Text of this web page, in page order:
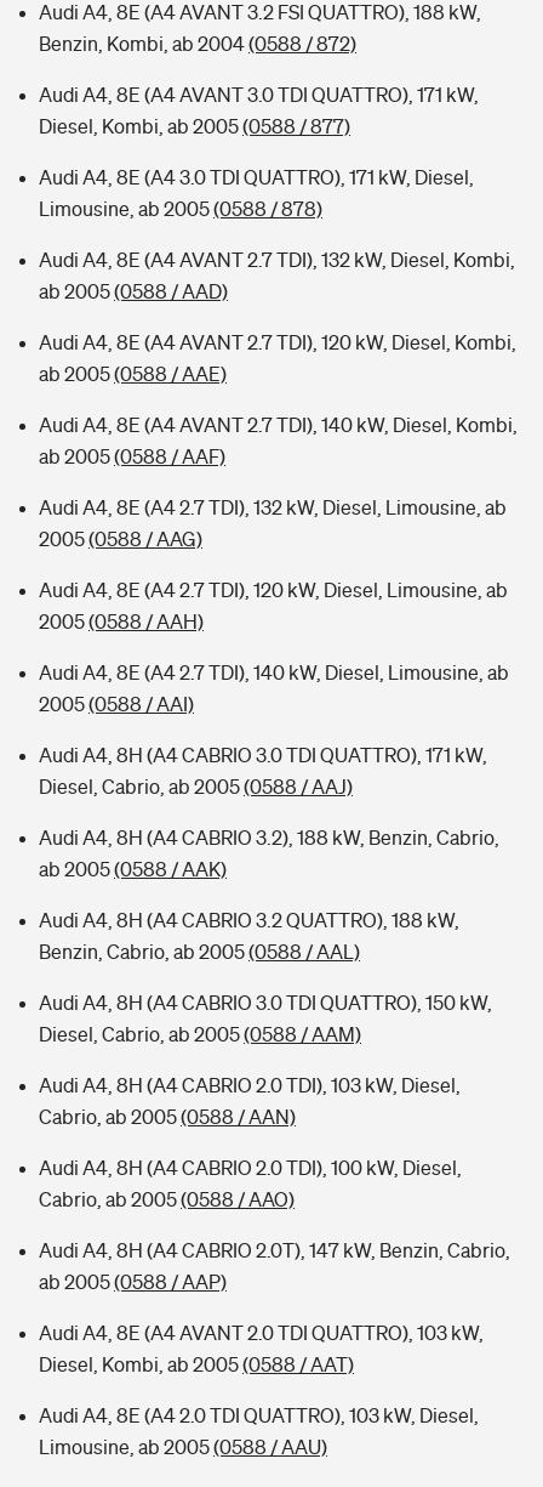
Audi A4, 8E (A4 AVANT 3.2 FSI QUATTRO), 188 kW,
Benzin, Kombi, ab 2004(0588 / 872)
Audi A4, 8E (A4 AVANT 3.0 TDI QUATTRO), 171 kW,
Diesel, Kombi, ab 2005(0588 / 877)
Audi A4, 8E (A4 3.0 TDI QUATTRO), 171 kW, Diesel,
Limousine, ab 2005(0588 / 878)
Audi A4, 8E (A4 AVANT 2.7 TDI), 132 kW, Diesel, Kombi,
ab 2005(0588 / AAD)
Audi A4, 8E (A4 AVANT 2.7 TDI), 120 kW, Diesel, Kombi,
ab 2005(0588 / AAE)
Audi A4, 8E (A4 AVANT 2.7 TDI), 140 kW, Diesel, Kombi,
ab 2005(0588 / AAF)
Audi A4, 8E (A4 2.7 TDI), 132 kW, Diesel, Limousine, ab
2005(0588 / AAG)
Audi A4, 8E (A4 2.7 TDI), 120 kW, Diesel, Limousine, ab
2005(0588 / AAH)
Audi A4, 8E (A4 2.7 TDI), 140 kW, Diesel, Limousine, ab
2005(0588 / AAI)
Audi A4, 8H (A4 CABRIO 3.0 TDI QUATTRO), 171 kW,
Diesel, Cabrio, ab 2005(0588 / AAJ)
Audi A4, 8H (A4 CABRIO 3.2), 188 kW, Benzin, Cabrio,
ab 2005(0588 / AAK)
Audi A4, 8H (A4 CABRIO 3.2 QUATTRO), 188 kW,
Benzin, Cabrio, ab 2005(0588 / AAL)
Audi A4, 8H (A4 CABRIO 3.0 TDI QUATTRO), 150 kW,
Diesel, Cabrio, ab 2005(0588 / AAM)
Audi A4, 8H (A4 CABRIO 2.0 TDI), 103 kW, Diesel,
Cabrio, ab 2005(0588 / AAN)
Audi A4, 8H (A4 CABRIO 2.0 TDI), 100 kW, Diesel,
Cabrio, ab 2005(0588 / AAO)
Audi A4, 8H (A4 CABRIO 2.0T), 147 kW, Benzin, Cabrio,
ab 2005(0588 / AAP)
Audi A4, 8E (A4 AVANT 2.0 TDI QUATTRO), 103 kW,
Diesel, Kombi, ab 2005(0588 / AAT)
Audi A4, 8E (A4 2.0 TDI QUATTRO), 103 kW, Diesel,
Limousine, ab 2005(0588 / AAU)